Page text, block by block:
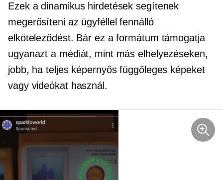
Ezek a dinamikus hirdetések segítenek
megerősíteni az ügyféllel fennálló
elköteleződést. Bár ez a formátum támogatja
ugyanazt a médiát, mint más elhelyezéseken,
jobb, ha teljes képernyős függőleges képeket
vagy videókat használ.